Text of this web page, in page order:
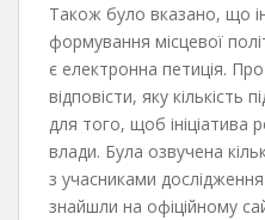
Також було вказано, що
формування місцевої
є електронна петиція.
відповісти, яку кількість
для того, щоб ініціатива
влади. Була озвучена
з учасниками
знайшли на офіційному